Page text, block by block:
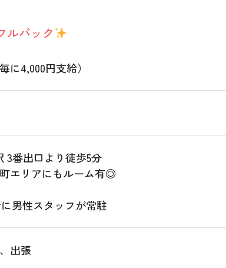
ルバック
に4,000円支給）
3番出口より徒歩5分
エリアにもルーム有◎
男性スタッフが常駐
出張